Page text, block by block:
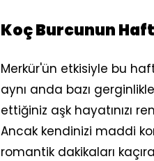
Koç Burcunun
Merkür'ün etkisiyle bu
aynı anda bazı
ettiğiniz aşk hayatınızı
Ancak kendinizi maddi
romantik dakikaları